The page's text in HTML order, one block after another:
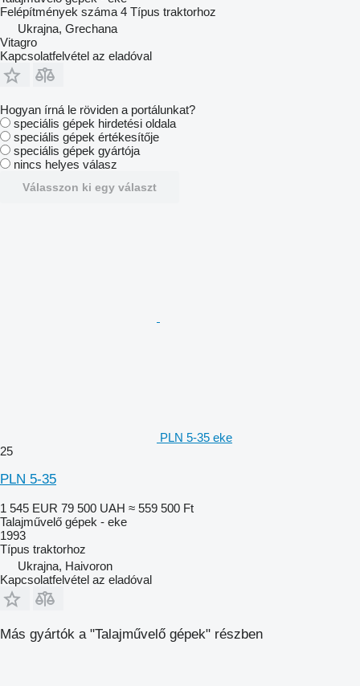
Felépítmények száma 4 Típus traktorhoz
Ukrajna, Grechana
Vitagro
Kapcsolatfelvétel az eladóval
Hogyan írná le röviden a portálunkat?
speciális gépek hirdetési oldala
speciális gépek értékesítője
speciális gépek gyártója
nincs helyes válasz
Válasszon ki egy választ
PLN 5-35 eke
25
PLN 5-35
1 545 EUR 79 500 UAH ≈ 559 500 Ft
Talajművelő gépek - eke
1993
Típus traktorhoz
Ukrajna, Haivoron
Kapcsolatfelvétel az eladóval
Más gyártók a "Talajművelő gépek" részben